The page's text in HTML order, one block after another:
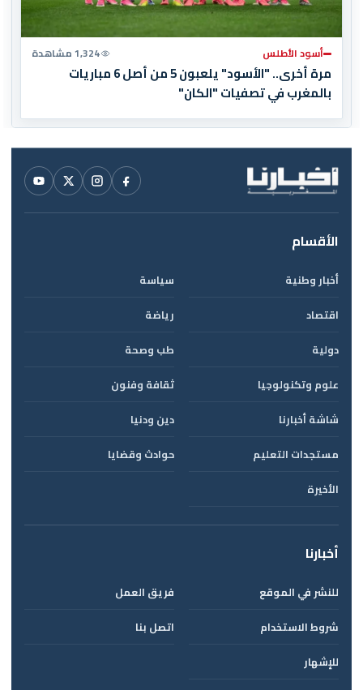
أسود الأطلس 1,324 مشاهدة
مرة أخرى.. "الأسود" يلعبون 5 من أصل 6 مباريات
بالمغرب في تصفيات "الكان"
الأقسام
أخبار وطنية
سياسة
اقتصاد
رياضة
دولية
طب وصحة
علوم وتكنولوجيا
ثقافة وفنون
شاشة أخبارنا
دين ودنيا
مستجدات التعليم
حوادث وقضايا
الأخيرة
أخبارنا
للنشر في الموقع
فريق العمل
شروط الاستخدام
اتصل بنا
للإشهار